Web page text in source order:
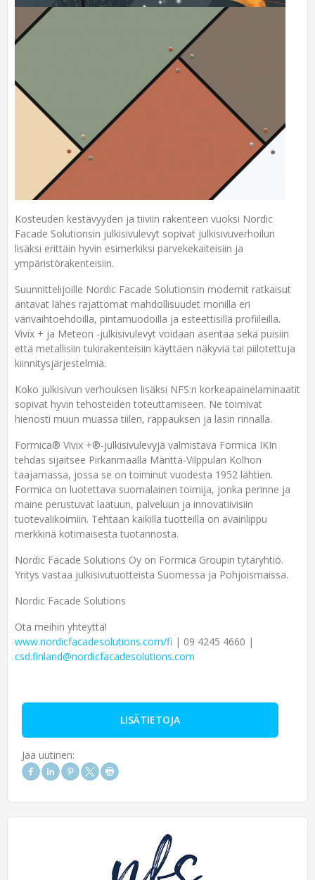
Kosteuden kestävyyden ja tiiviin rakenteen vuoksi Nordic
Facade Solutionsin julkisivulevyt sopivat julkisivuverhoilun
lisäksi erittäin hyvin esimerkiksi parvekekaiteisiin ja
ympäristörakenteisiin.
Suunnittelijoille Nordic Facade Solutionsin modernit ratkaisut
antavat lähes rajattomat mahdollisuudet monilla eri
värivaihtoehdoilla, pintamuodoilla ja esteettisillä profiileilla.
Vivix + ja Meteon -julkisivulevyt voidaan asentaa sekä puisiin
että metallisiin tukirakenteisiin käyttäen näkyviä tai piilotettuja
kiinnitysjärjestelmiä.
Koko julkisivun verhouksen lisäksi NFS:n korkeapainelaminaatit
sopivat hyvin tehosteiden toteuttamiseen. Ne toimivat
hienosti muun muassa tiilen, rappauksen ja lasin rinnalla.
Formica® Vivix +®-julkisivulevyjä valmistava Formica IKIn
tehdas sijaitsee Pirkanmaalla Mänttä-Vilppulan Kolhon
taajamassa, jossa se on toiminut vuodesta 1952 lähtien.
Formica on luotettava suomalainen toimija, jonka perinne ja
maine perustuvat laatuun, palveluun ja innovatiivisiin
tuotevalikoimiin. Tehtaan kaikilla tuotteilla on avainlippu
merkkinä kotimaisesta tuotannosta.
Nordic Facade Solutions Oy on Formica Groupin tytäryhtiö.
Yritys vastaa julkisivutuotteista Suomessa ja Pohjoismaissa.
Nordic Facade Solutions
Ota meihin yhteyttä!
www.nordicfacadesolutions.com/fi | 09 4245 4660 |
csd.finland@nordicfacadesolutions.com
LISÄTIETOJA
Jaa uutinen: